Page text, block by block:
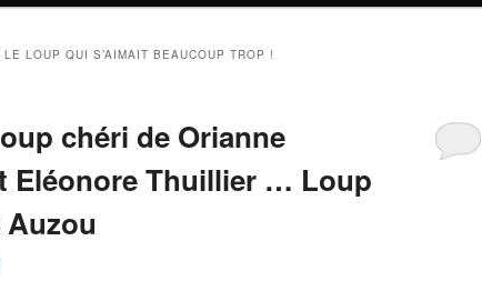
LE LOUP QUI S’AIMAIT BEAUCOUP TROP !
chéri de Orianne
Eléonore Thuillier … Loup